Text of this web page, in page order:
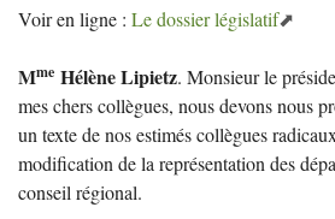
Voir en ligne : Le dossier législatif
Mme Hélène Lipietz. Monsieur le
mes chers collègues, nous devons nous
un texte de nos estimés collègues
modification de la représentation des
conseil régional.